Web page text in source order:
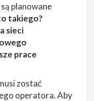
planowane
takiego?
sieci
prace
zostać
operatora. Aby